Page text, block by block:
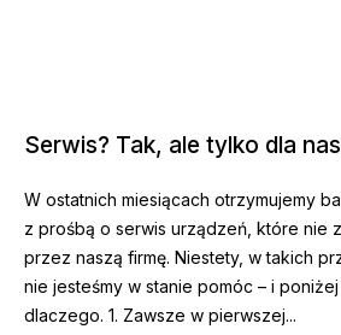
Serwis? Tak, ale tylko dla
W ostatnich miesiącach otrzymujemy
z prośbą o serwis urządzeń, które nie
przez naszą firmę. Niestety, w takich
nie jesteśmy w stanie pomóc – i
dlaczego. 1. Zawsze w pierwszej